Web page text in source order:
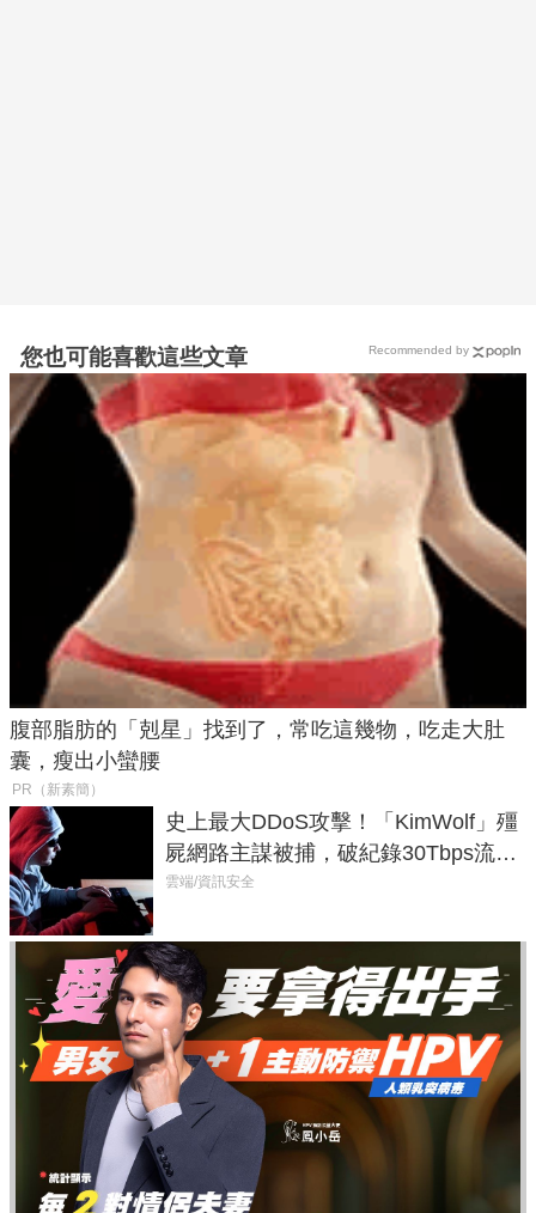
您也可能喜歡這些文章
腹部脂肪的「剋星」找到了，常吃這幾物，吃走大肚
囊，瘦出小蠻腰
PR（新素簡）
史上最大DDoS攻擊！「KimWolf」殭
屍網路主謀被捕，破紀錄30Tbps流量
癱瘓全球！
雲端/資訊安全
Recommended by